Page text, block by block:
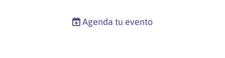
Agenda tu evento